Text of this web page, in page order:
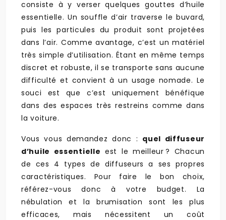
consiste à y verser quelques gouttes d’huile
essentielle. Un souffle d’air traverse le buvard,
puis les particules du produit sont projetées
dans l’air. Comme avantage, c’est un matériel
très simple d’utilisation. Étant en même temps
discret et robuste, il se transporte sans aucune
difficulté et convient à un usage nomade. Le
souci est que c’est uniquement bénéfique
dans des espaces très restreins comme dans
la voiture.
Vous vous demandez donc : quel diffuseur
d’huile essentielle est le meilleur ? Chacun
de ces 4 types de diffuseurs a ses propres
caractéristiques. Pour faire le bon choix,
référez-vous donc à votre budget. La
nébulation et la brumisation sont les plus
efficaces, mais nécessitent un coût